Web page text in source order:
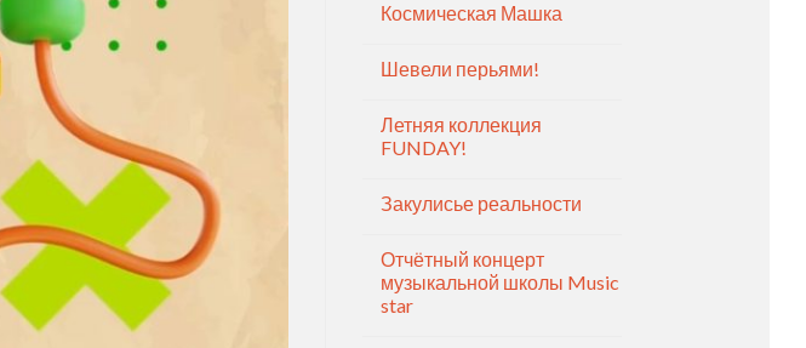
Космическая Машка
Шевели перьями!
Летняя коллекция
FUNDAY!
Закулисье реальности
Отчётный концерт
музыкальной школы Music
star